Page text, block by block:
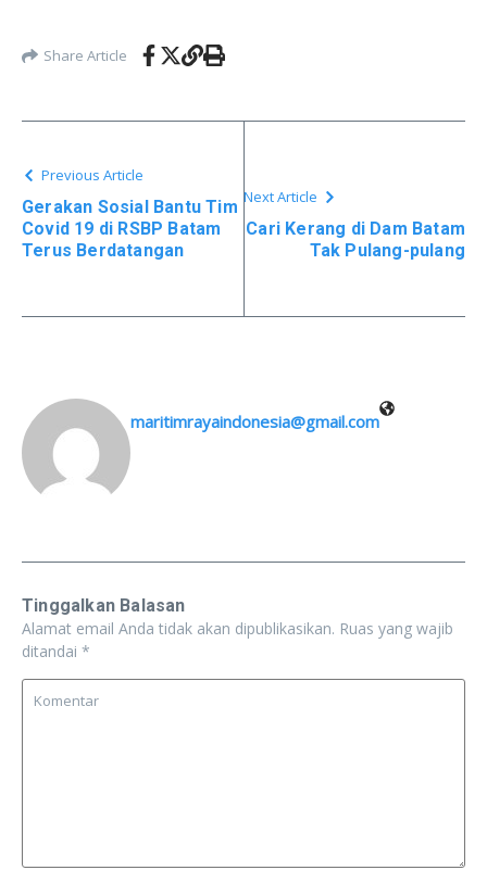
Share Article
Previous Article
Gerakan Sosial Bantu Tim
Covid 19 di RSBP Batam
Terus Berdatangan
Next Article
Cari Kerang di Dam Batam
Tak Pulang-pulang
maritimrayaindonesia@gmail.com
Tinggalkan Balasan
Alamat email Anda tidak akan dipublikasikan. Ruas yang wajib
ditandai *